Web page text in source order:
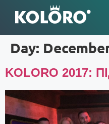
Day:
KOLORO 2017: